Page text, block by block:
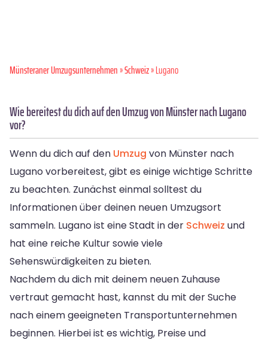
Münsteraner Umzugsunternehmen»Schweiz» Lugano
Wie bereitest du dich auf den Umzug von Münster nach Lugano
vor?
Wenn du dich auf den Umzug von Münster nach
Lugano vorbereitest, gibt es einige wichtige Schritte
zu beachten. Zunächst einmal solltest du
Informationen über deinen neuen Umzugsort
sammeln. Lugano ist eine Stadt in der Schweiz und
hat eine reiche Kultur sowie viele
Sehenswürdigkeiten zu bieten.
Nachdem du dich mit deinem neuen Zuhause
vertraut gemacht hast, kannst du mit der Suche
nach einem geeigneten Transportunternehmen
beginnen. Hierbei ist es wichtig, Preise und